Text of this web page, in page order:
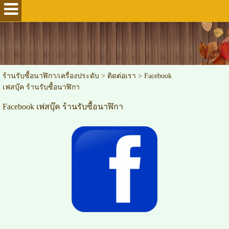
ร้านรับซื้อนาฬิกา/เครื่องประดับ > ติดต่อเรา > Facebook
เฟสบุ๊ค ร้านรับซื้อนาฬิกา
Facebook เฟสบุ๊ค ร้านรับซื้อนาฬิกา